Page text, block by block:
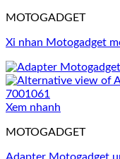
MOTOGADGET
Xi nhan Motogadget
Xem nhanh
MOTOGADGET